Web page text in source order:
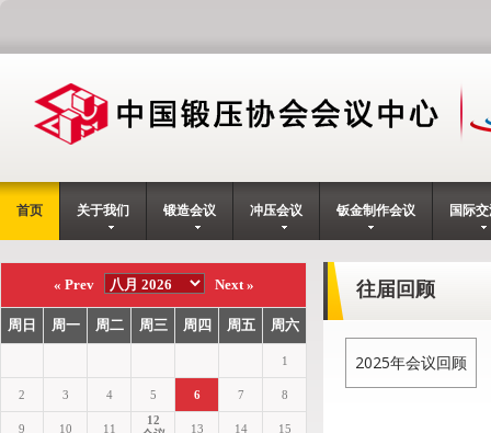
首页 关于我们 锻造会议 冲压会议 钣金制作会议 国际
往届回顾
2025年会议回顾